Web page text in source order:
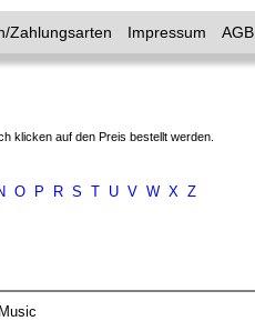
Zahlungsarten Impressum AGB
klicken auf den Preis bestellt werden.
O P R S T U V W X Z